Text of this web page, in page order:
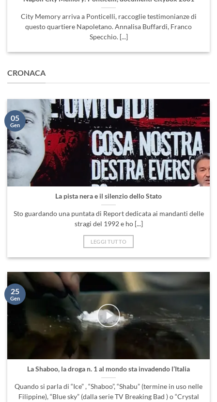
City Memory arriva a Ponticelli, raccoglie testimonianze di
questo quartiere Napoletano. Annalisa Buffardi, Franco
Specchio. [...]
CRONACA
La pista nera e il silenzio dello Stato
Sto guardando una puntata di Report dedicata ai mandanti delle
stragi del 1992 e ho [...]
LEGGI TUTTO
05
Gen
La Shaboo, la droga n. 1 al mondo sta invadendo l’Italia
Quando si parla di “Ice” , “Shaboo”, “Shabu” (termine in uso nelle
Filippine), “Blue sky” (dalla serie TV Breaking Bad ) o “Crystal
25
Gen